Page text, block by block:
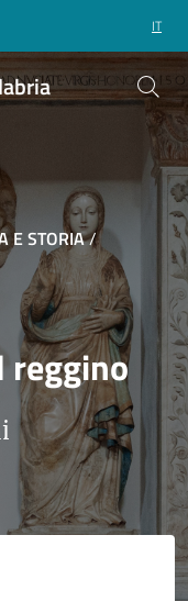
IT
E STORIA/
reggino